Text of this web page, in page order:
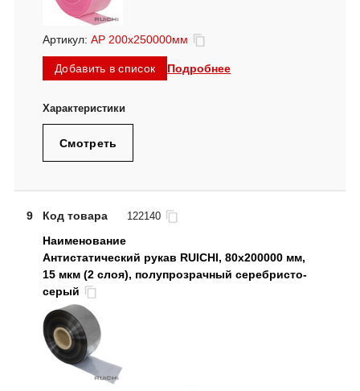
Артикул: АР 200х250000мм
Добавить в список Подробнее
Смотреть
9 Код товара 122140
Антистатический рукав RUICHI, 80х200000 мм,
15 мкм (2 слоя), полупрозрачный серебристо-
серый